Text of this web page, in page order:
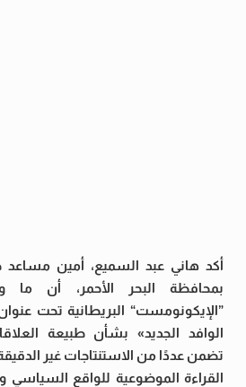
أكد هاني عبد السميع، أمين
بمحافظة البحر الأحمر، أن
”الإيكونومست“ البريطانية تحت
الوافد الجديد» بشأن طبيعة
تضمن عددًا من الاستنتاجات غير الدقيقة
القراءة الموضوعية للواقع السياسي